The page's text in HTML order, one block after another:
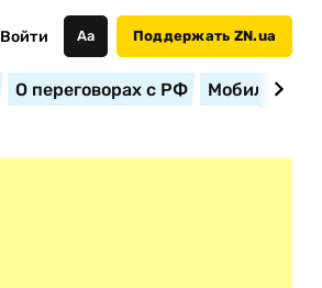
Войти Аа Поддержать ZN.ua
О переговорах с РФ